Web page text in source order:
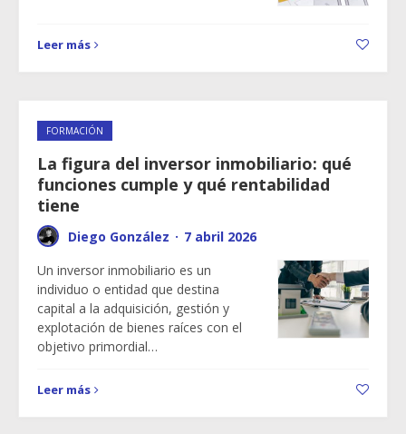
Leer más
FORMACIÓN
La figura del inversor inmobiliario: qué
funciones cumple y qué rentabilidad
tiene
Diego González · 7 abril 2026
Un inversor inmobiliario es un
individuo o entidad que destina
capital a la adquisición, gestión y
explotación de bienes raíces con el
objetivo primordial…
Leer más